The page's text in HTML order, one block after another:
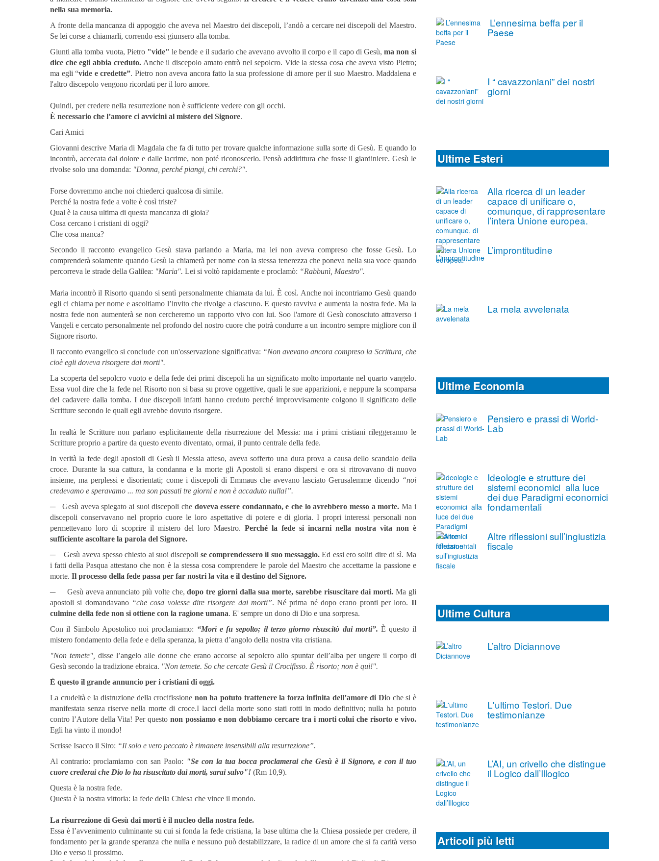
nella sua memoria.
A fronte della mancanza di appoggio che aveva nel Maestro dei discepoli, l’andò a cercare nei discepoli del Maestro.
Se lei corse a chiamarli, correndo essi giunsero alla tomba.
Giunti ​​alla tomba vuota, Pietro "vide" le bende e il sudario che avevano avvolto il corpo e il capo di Gesù,ma non si
dice che egli abbia creduto.Anche il discepolo amato entrò nel sepolcro. Vide la stessa cosa che aveva visto Pietro;
ma egli “vide e credette”. Pietro non aveva ancora fatto la sua professione di amore per il suo Maestro. Maddalena e
l'altro discepolo vengono ricordati per il loro amore.
Quindi, per credere nella resurrezione non è sufficiente vedere con gli occhi.
È necessario che l’amore ci avvicini al mistero del Signore.
Cari Amici
Giovanni descrive Maria di Magdala che fa di tutto per trovare qualche informazione sulla sorte di Gesù. E quando lo
incontrò, accecata dal dolore e dalle lacrime, non poté riconoscerlo. Pensò addirittura che fosse il giardiniere. Gesù le
rivolse solo una domanda: "Donna, perché piangi, chi cerchi?".
Forse dovremmo anche noi chiederci qualcosa di simile.
Perché la nostra fede a volte è così triste?
Qual è la causa ultima di questa mancanza di gioia?
Cosa cercano i cristiani di oggi?
Che cosa manca?
Secondo il racconto evangelico Gesù stava parlando a Maria, ma lei non aveva compreso che fosse Gesù. Lo
comprenderà solamente quando Gesù la chiamerà per nome con la stessa tenerezza che poneva nella sua voce quando
percorreva le strade della Galilea: "Maria". Lei si voltò rapidamente e proclamò: “Rabbunì, Maestro".
Maria incontrò il Risorto quando si sentì personalmente chiamata da lui. È così. Anche noi incontriamo Gesù quando
egli ci chiama per nome e ascoltiamo l’invito che rivolge a ciascuno. E questo ravviva e aumenta la nostra fede. Ma la
nostra fede non aumenterà se non cercheremo un rapporto vivo con lui. Soo l'amore di Gesù conosciuto attraverso i
Vangeli e cercato personalmente nel profondo del nostro cuore che potrà condurre a un incontro sempre migliore con il
Signore risorto.
Il racconto evangelico si conclude con un'osservazione significativa: “Non avevano ancora compreso la Scrittura, che
cioè egli doveva risorgere dai morti".
La scoperta del sepolcro vuoto e della fede dei primi discepoli ha un significato molto importante nel quarto vangelo.
Essa vuol dire che la fede nel Risorto non si basa su prove oggettive, quali le sue apparizioni, e neppure la scomparsa
del cadavere dalla tomba. I due discepoli infatti hanno creduto perché improvvisamente colgono il significato delle
Scritture secondo le quali egli avrebbe dovuto risorgere.
In realtà le Scritture non parlano esplicitamente della risurrezione del Messia: ma i primi cristiani rileggeranno le
Scritture proprio a partire da questo evento diventato, ormai, il punto centrale della fede.
In verità la fede degli apostoli di Gesù il Messia atteso, aveva sofferto una dura prova a causa dello scandalo della
croce. Durante la sua cattura, la condanna e la morte gli Apostoli si erano dispersi e ora si ritrovavano di nuovo
insieme, ma perplessi e disorientati; come i discepoli di Emmaus che avevano lasciato Gerusalemme dicendo “noi
credevamo e speravamo ... ma son passati tre giorni e non è accaduto nulla!”.
─ Gesù aveva spiegato ai suoi discepoli che doveva essere condannato, e che lo avrebbero messo a morte. Ma i
discepoli conservavano nel proprio cuore le loro aspettative di potere e di gloria. I propri interessi personali non
permettevano loro di scoprire il mistero del loro Maestro. Perché la fede si incarni nella nostra vita non è
sufficiente ascoltare la parola del Signore.
─ Gesù aveva spesso chiesto ai suoi discepoli se comprendessero il suo messaggio. Ed essi ero soliti dire di sì. Ma
i fatti della Pasqua attestano che non è la stessa cosa comprendere le parole del Maestro che accettarne la passione e
morte. Il processo della fede passa per far nostri la vita e il destino del Signore.
─ Gesù aveva annunciato più volte che,dopo tre giorni dalla sua morte, sarebbe risuscitare dai morti. Ma gli
apostoli si domandavano “che cosa volesse dire risorgere dai morti”. Né prima né dopo erano pronti per loro. Il
culmine della fede non si ottiene con la ragione umana. E' sempre un dono di Dio e una sorpresa.
Con il Simbolo Apostolico noi proclamiamo: “Morì e fu sepolto; il terzo giorno risuscitò dai morti”. È questo il
mistero fondamento della fede e della speranza, la pietra d’angolo della nostra vita cristiana.
"Non temete", disse l’angelo alle donne che erano accorse al sepolcro allo spuntar dell’alba per ungere il corpo di
Gesù secondo la tradizione ebraica. "Non temete. So che cercate Gesù il Crocifisso. È risorto; non è qui!".
È questo il grande annuncio per i cristiani di oggi.
La crudeltà e la distruzione della crocifissione non ha potuto trattenere la forza infinita dell’amore di Dio che si è
manifestata senza riserve nella morte di croce.I lacci della morte sono stati rotti in modo definitivo; nulla ha potuto
contro l’Autore della Vita! Per questo non possiamo e non dobbiamo cercare tra i morti colui che risorto e vivo.
Egli ha vinto il mondo!
Scrisse Isacco il Siro: “Il solo e vero peccato è rimanere insensibili alla resurrezione”.
Al contrario: proclamiamo con san Paolo: "Se con la tua bocca proclamerai che Gesù è il Signore, e con il tuo
cuore crederai che Dio lo ha risuscitato dai morti, sarai salvo"! (Rm 10,9).
Questa è la nostra fede.
Questa è la nostra vittoria: la fede della Chiesa che vince il mondo.
La risurrezione di Gesù dai morti è il nucleo della nostra fede.
Essa è l’avvenimento culminante su cui si fonda la fede cristiana, la base ultima che la Chiesa possiede per credere, il
fondamento per la grande speranza che nulla e nessuno può destabilizzare, la radice di un amore che si fa carità verso
Dio e verso il prossimo.
L’ennesima beffa per il
Paese
I “ cavazzoniani” dei nostri
giorni
Ultime Esteri
Alla ricerca di un leader
capace di unificare o,
comunque, di rappresentare
l’intera Unione europea.
L’improntitudine
La mela avvelenata
Ultime Economia
Pensiero e prassi di World-
Lab
Ideologie e strutture dei
sistemi economici alla luce
dei due Paradigmi economici
fondamentali
Altre riflessioni sull’ingiustizia
fiscale
Ultime Cultura
L’altro Diciannove
L'ultimo Testori. Due
testimonianze
L’AI, un crivello che distingue
il Logico dall’Illogico
Articoli più letti